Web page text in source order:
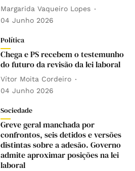
Margarida Vaqueiro Lopes
04 Junho 2026
Política
Chega e PS recebem o testemunho
do futuro da revisão da lei laboral
Vítor Moita Cordeiro
04 Junho 2026
Sociedade
Greve geral manchada por
confrontos, seis detidos e versões
distintas sobre a adesão. Governo
admite aproximar posições na lei
laboral